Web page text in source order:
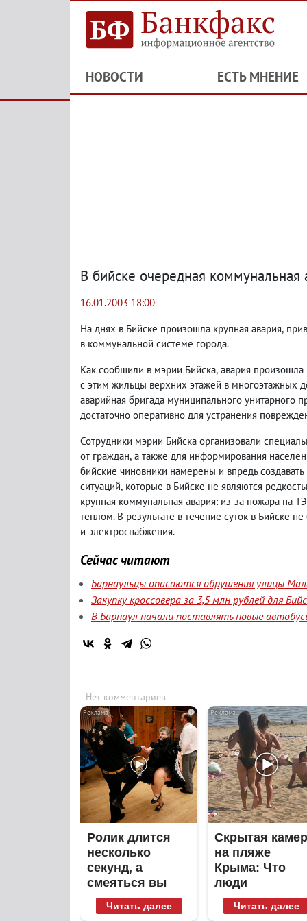
НОВОСТИ ЕСТЬ МНЕНИЕ
В бийске очередная коммунальная
16.01.2003 18:00
На днях в Бийске произошла крупная авария,
в коммунальной системе города.
Как сообщили в мэрии Бийска, авария произошла
с этим жильцы верхних этажей в многоэтажных
аварийная бригада муниципального унитарного
достаточно оперативно для устранения
Сотрудники мэрии Бийска организовали
от граждан, а также для информирования
бийские чиновники намерены и впредь
ситуаций, которые в Бийске не являются
крупная коммунальная авария: из-за пожара на
теплом. В результате в течение суток в Бийске
и электроснабжения.
Сейчас читают
Барнаульцы опасаются обрушения улицы
Закупку кроссовера за 3,5 млн рублей для
В Барнаул начали поставлять новые
Нет комментариев
i
Ролик длится
несколько
секунд, а
смеяться вы
будете долго
Читать далее
Скрытая
на пляже
Крыма: Что
люди
вытворяют,
когда их не
Читать далее